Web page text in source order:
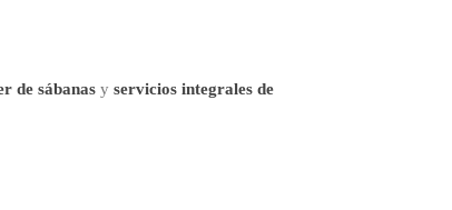
de sábanas y servicios integrales de